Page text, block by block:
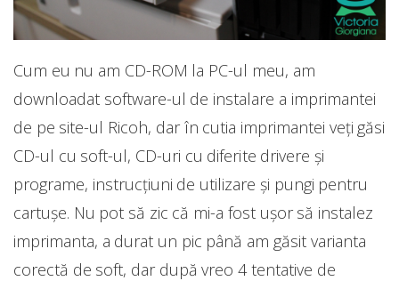
Cum eu nu am CD-ROM la PC-ul meu, am
downloadat software-ul de instalare a imprimantei
de pe site-ul Ricoh, dar în cutia imprimantei veți găsi
CD-ul cu soft-ul, CD-uri cu diferite drivere și
programe, instrucțiuni de utilizare și pungi pentru
cartușe. Nu pot să zic că mi-a fost ușor să instalez
imprimanta, a durat un pic până am găsit varianta
corectă de soft, dar după vreo 4 tentative de